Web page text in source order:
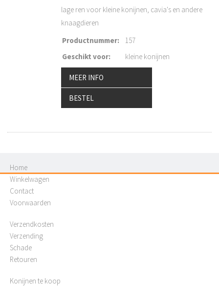
lage ren voor kleine konijnen, cavia's en andere
knaagdieren
Productnummer:
157
Geschikt voor: kleine konijnen
MEER INFO
BESTEL
Home
Winkelwagen
Contact
Voorwaarden
Verzendkosten
Verzending
Schade
Retouren
Konijnen te koop